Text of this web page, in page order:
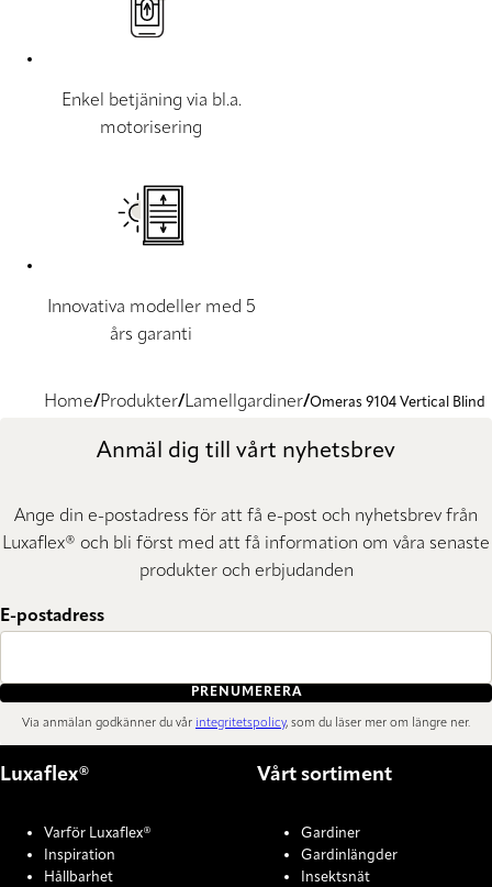
Enkel betjäning via bl.a.
motorisering
Innovativa modeller med 5
års garanti
Home Produkter Lamellgardiner Omeras 9104 Vertical Blind
Anmäl dig till vårt nyhetsbrev
Ange din e-postadress för att få e-post och nyhetsbrev från
Luxaflex® och bli först med att få information om våra senaste
produkter och erbjudanden
E-postadress
PRENUMERERA
Via anmälan godkänner du vår integritetspolicy, som du läser mer om längre ner.
Luxaflex®
Varför Luxaflex®
Inspiration
Hållbarhet
Vårt sortiment
Gardiner
Gardinlängder
Insektsnät